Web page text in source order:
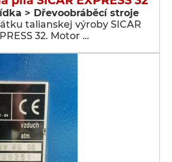
> Dřevoobráběcí stroje
talianskej výroby SICAR
32. Motor …